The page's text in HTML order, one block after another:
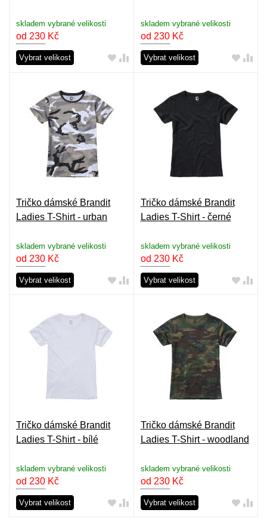
skladem vybrané velikosti
od 230 Kč
Vybrat velikost
skladem vybrané velikosti
od 230Kč
Vybrat velikost
Tričko dámské Brandit
Ladies T-Shirt - urban
skladem vybrané velikosti
od 230 Kč
Vybrat velikost
Tričko dámské Brandit
Ladies T-Shirt - černé
skladem vybrané velikosti
od 230Kč
Vybrat velikost
Tričko dámské Brandit
Ladies T-Shirt - bílé
skladem vybrané velikosti
od 230 Kč
Vybrat velikost
Tričko dámské Brandit
Ladies T-Shirt - woodland
skladem vybrané velikosti
od 230Kč
Vybrat velikost